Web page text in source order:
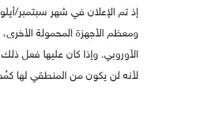
إذ تم الإعلان في شهر سبتمبر/
لأنه لن يكون من المنطقي لها